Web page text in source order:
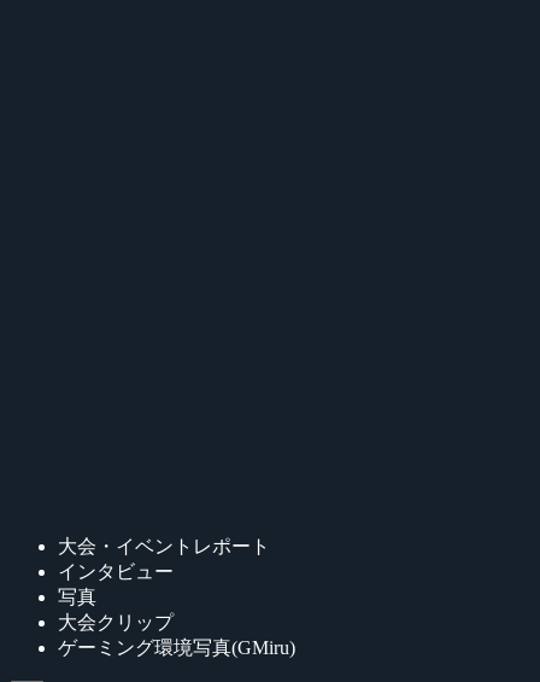
大会・イベントレポート
インタビュー
写真
大会クリップ
ゲーミング環境写真(GMiru)